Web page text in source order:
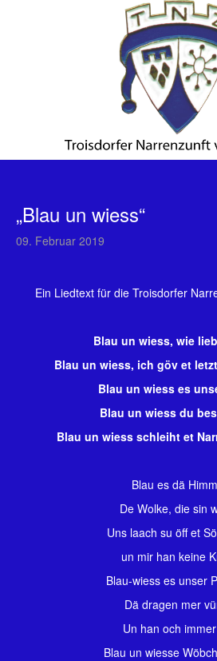
„Blau un wiess“
09. Februar 2019
Ein Liedtext für die Troisdorfer
Blau un wiess, wie
Blau un wiess, ich göv et
Blau un wiess es
Blau un wiess du
Blau un wiess schleiht et
Blau es dä
De Wolke, die sin
Uns laach su öff et
un mir han keine
Blau-wiess es unser
Dä dragen mer
Un han och
Blau un wiesse